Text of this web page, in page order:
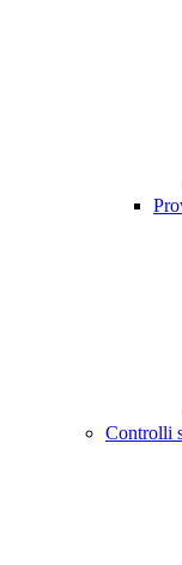
Controlli